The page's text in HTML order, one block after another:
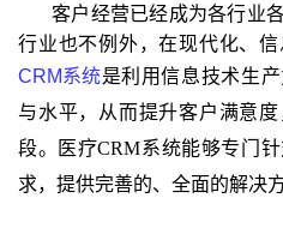
客户经营已经成为各行业
行业也不例外，在现代化、
CRM系统是利用信息技术生
与水平，从而提升客户满意
段。医疗CRM系统能够专门
求，提供完善的、全面的解决方